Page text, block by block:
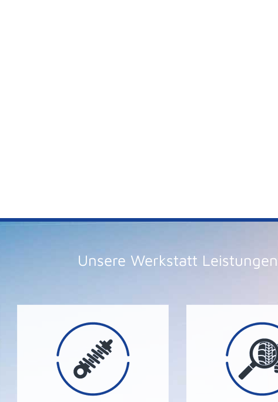
Unsere Werkstatt Leistungen
Mangelhafte Stoßdämpfer
können für lhre Sicherheit
gefährlich sein. NICHT mit
uns!
Nägel und
repariert
Sie sich bitte
uns.